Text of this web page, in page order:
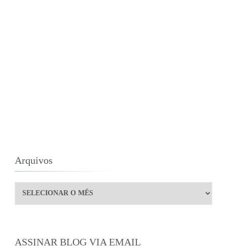
Arquivos
Arquivos
ASSINAR BLOG VIA EMAIL